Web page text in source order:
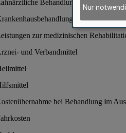
Nur